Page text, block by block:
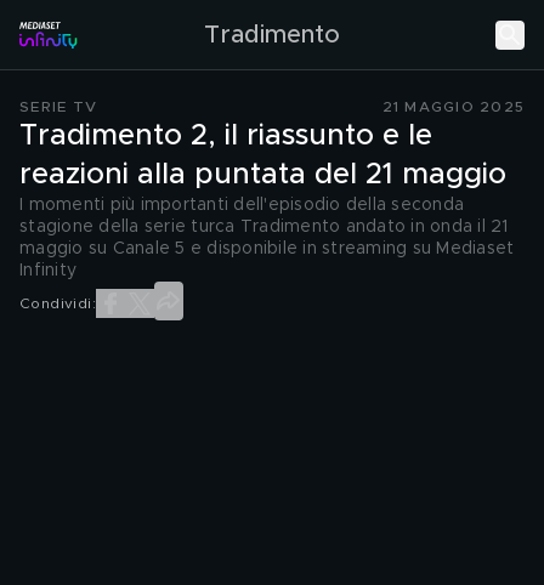
Tradimento
SERIE TV 21 MAGGIO 2025
Tradimento 2, il riassunto e le
reazioni alla puntata del 21 maggio
I momenti più importanti dell'episodio della seconda
stagione della serie turca Tradimento andato in onda il 21
maggio su Canale 5 e disponibile in streaming su Mediaset
Infinity
Condividi: